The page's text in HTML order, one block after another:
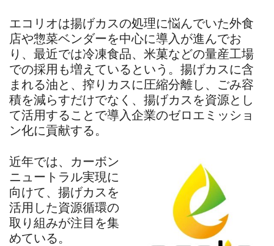
エコリオは揚げカスの処理に悩んでいた外食
店や惣菜ベンダーを中心に導入が進んでお
り、最近では冷凍食品、米菓などの量産工場
での採用も増えているという。揚げカスに含
まれる油と、搾りカスに圧縮分離し、ごみ容
積を減らすだけでなく、揚げカスを資源とし
て活用することで導入企業のゼロエミッショ
ン化に貢献する。
近年では、カーボン
ニュートラル実現に
向けて、揚げカスを
活用した資源循環の
取り組みが注目を集
めている。